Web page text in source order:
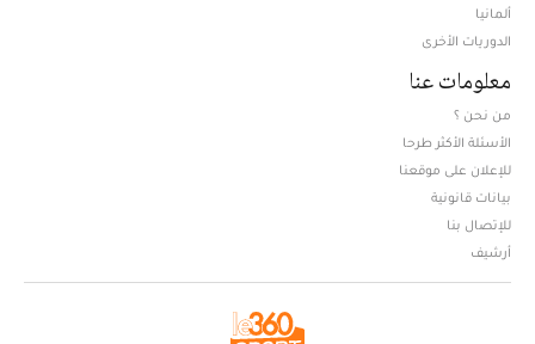
ألمانيا
الدوريات الأخرى
معلومات عنا
من نحن ؟
الأسئلة الأكثر طرحا
للإعلان على موقعنا
بيانات قانونية
للإتصال بنا
أرشيف